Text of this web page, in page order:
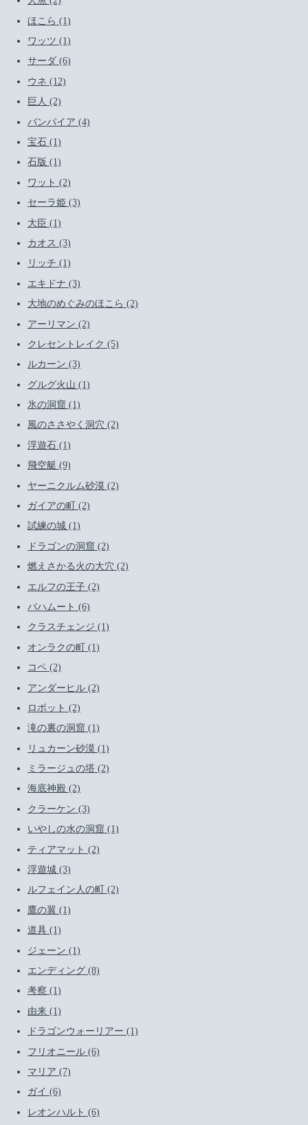
ほこら (1)
ワッツ (1)
サーダ (6)
ウネ (12)
巨人 (2)
バンパイア (4)
宝石 (1)
石版 (1)
ワット (2)
セーラ姫 (3)
大臣 (1)
カオス (3)
リッチ (1)
エキドナ (3)
大地のめぐみのほこら (2)
アーリマン (2)
クレセントレイク (5)
ルカーン (3)
グルグ火山 (1)
氷の洞窟 (1)
風のささやく洞穴 (2)
浮遊石 (1)
飛空艇 (9)
ヤーニクルム砂漠 (2)
ガイアの町 (2)
試練の城 (1)
ドラゴンの洞窟 (2)
燃えさかる火の大穴 (2)
エルフの王子 (2)
バハムート (6)
クラスチェンジ (1)
オンラクの町 (1)
コペ (2)
アンダーヒル (2)
ロボット (2)
滝の裏の洞窟 (1)
リュカーン砂漠 (1)
ミラージュの塔 (2)
海底神殿 (2)
クラーケン (3)
いやしの水の洞窟 (1)
ティアマット (2)
浮遊城 (3)
ルフェイン人の町 (2)
鷹の翼 (1)
道具 (1)
ジェーン (1)
エンディング (8)
考察 (1)
由来 (1)
ドラゴンウォーリアー (1)
フリオニール (6)
マリア (7)
ガイ (6)
レオンハルト (6)